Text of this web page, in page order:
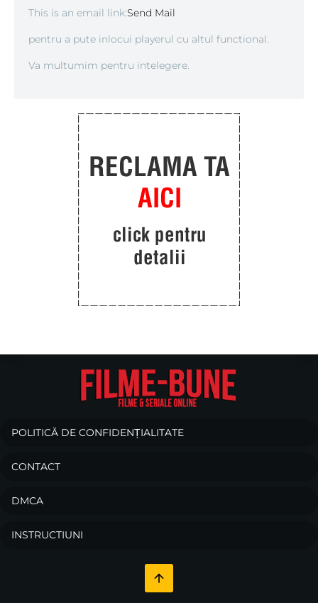
This is an email link:Send Mail
pentru a pute inlocui playerul cu altul functional.
Va multumim pentru intelegere.
POLITICĂ DE CONFIDENȚIALITATE
CONTACT
DMCA
INSTRUCTIUNI